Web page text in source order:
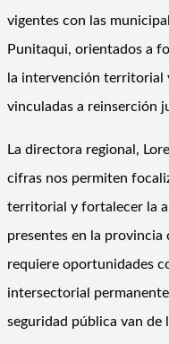
vigentes con las
Punitaqui, orientados a
la intervención territorial
vinculadas a reinserción
La directora regional,
cifras nos permiten
territorial y fortalecer la
presentes en la provincia
requiere oportunidades
intersectorial
seguridad pública van de